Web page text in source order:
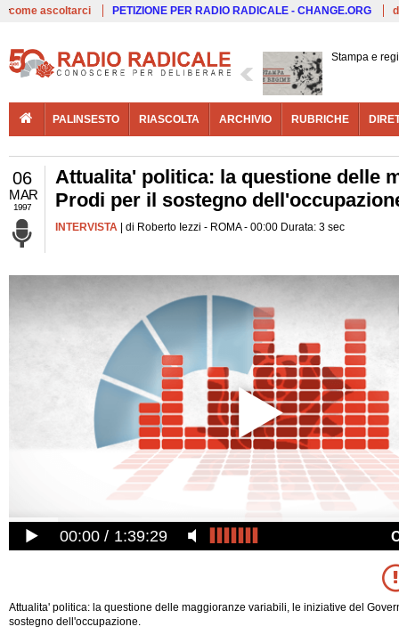
come ascoltarci PETIZIONE PER RADIO RADICALE - CHANGE.ORG
Stampa e
PALINSESTO RIASCOLTA ARCHIVIO RUBRICHE
06
MAR
1997
Attualita' politica: la questione delle
Prodi per il sostegno
INTERVISTA | di Roberto Iezzi - ROMA - 00:00 Durata: 3 sec
00:00 1:39:29
Attualita' politica: la questione delle maggioranze variabili, le iniziative del
sostegno dell'occupazione.